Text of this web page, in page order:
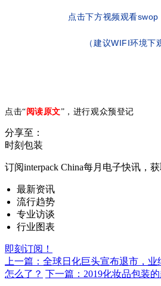
点击下方视频观看swop
（建议WIFI环境下
点击“ 阅读原文”，进行观众预登记
分享至：
时刻包装
订阅interpack China每月电子快讯，
最新资讯
流行趋势
专业访谈
行业图表
即刻订阅！
上一篇：全球日化巨头宣布退市，
怎么了？ 下一篇：2019化妆品包装